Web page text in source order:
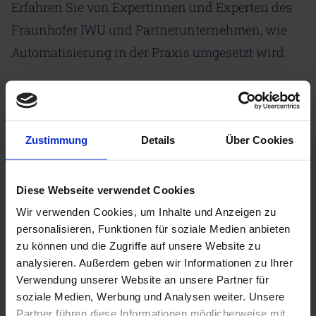
Zustimmung Details Über Cookies
Diese Webseite verwendet Cookies
Wir verwenden Cookies, um Inhalte und Anzeigen zu
personalisieren, Funktionen für soziale Medien anbieten
zu können und die Zugriffe auf unsere Website zu
analysieren. Außerdem geben wir Informationen zu Ihrer
Verwendung unserer Website an unsere Partner für
soziale Medien, Werbung und Analysen weiter. Unsere
Partner führen diese Informationen möglicherweise mit
Erfahren Sie von Expertinnen und Experten des
Fraunhofer IWU und Partnerunternehmen, wie
Automatisierung in der Praxis umgesetzt wird.
Best-Practice-Beispiele
Lernen Sie aus konkreten Anwendungsfällen
und Erfolgsgeschichten aus verschiedenen
Innovative Lösungen
Entdecken Sie neueste Technologien und Trends
im Bereich der Automatisierung.
Ideenaustausch und Networking
Knüpfen Sie Kontakte zu Expertinnen und